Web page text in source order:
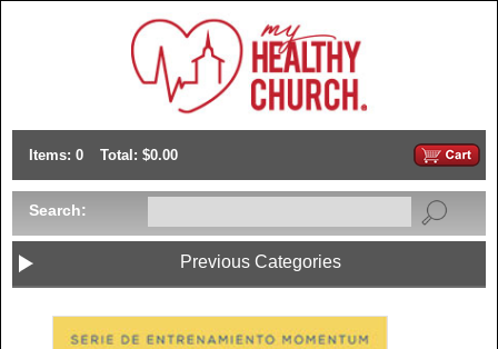
Items: 0 Total: $0.00
Search:
Previous Categories